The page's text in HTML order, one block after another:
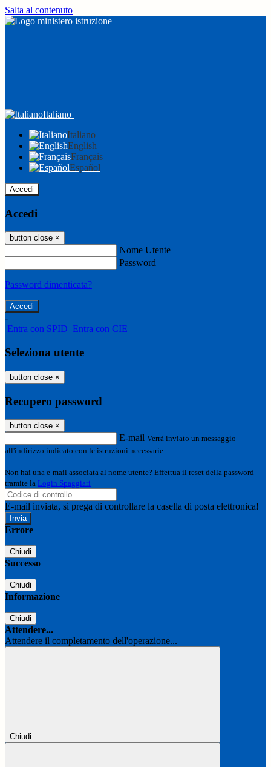
Salta al contenuto
Italiano
Italiano
English
Français
Español
Accedi
Accedi
button close ×
Nome Utente
Password
Password dimenticata?
-
Entra con SPID Entra con CIE
Seleziona utente
button close ×
Recupero password
button close ×
E-mail Verrà inviato un messaggio
all'indirizzo indicato con le istruzioni necessarie.
Non hai una e-mail associata al nome utente? Effettua il reset della password
tramite la Login Spaggiari
E-mail inviata, si prega di controllare la casella di posta elettronica!
Errore
Chiudi
Successo
Chiudi
Informazione
Chiudi
Attendere...
Attendere il completamento dell'operazione...
Chiudi